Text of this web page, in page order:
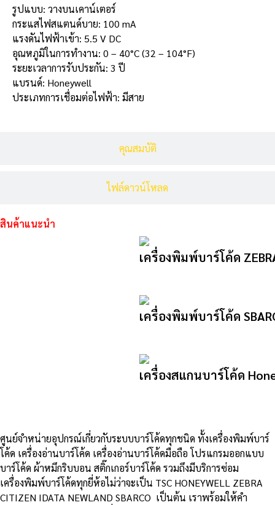
คุณสมบัติ
ไฟล์ดาวน์โหลด
รูปแบบ: วางบนเคาน์เตอร์
กระแสไฟสแตนด์บาย: 100 mA
แรงดันไฟฟ้าเข้า: 5.5 V DC
อุณหภูมิในการทำงาน: 0 – 40°C (32 – 104°F)
ระยะเวลาการรับประกัน: 3 ปี
แบรนด์: Honeywell
ประเภทการเชื่อมต่อไฟฟ้า: มีสาย
สินค้าแนะนำ
เครื่องพิมพ์บาร์โค้ด
เครื่องพิมพ์บาร์โค้ด
เครื่องสแกนบาร์โค้ด
ศูนย์จําหน่ายอุปกรณ์เกี่ยวกับระบบบาร์โค้ดทุกชนิด ทั้งเครื่องพิมพ์บาร์
โค้ด เครื่องอ่านบาร์โค้ด เครื่องอ่านบาร์โค้ดมือถือ โปรแกรมออกแบบ
บาร์โค้ด ผ้าหมึกริบบอน สติ๊กเกอร์บาร์โค้ด รวมถึงมีบริการซ่อม
เครื่องพิมพ์บาร์โค้ดทุกยี่ห้อไม่ว่าจะเป็น TSC HONEYWELL ZEBRA
CITIZEN IDATA NEWLAND SBARCO เป็นต้น เราพร้อมให้คำ